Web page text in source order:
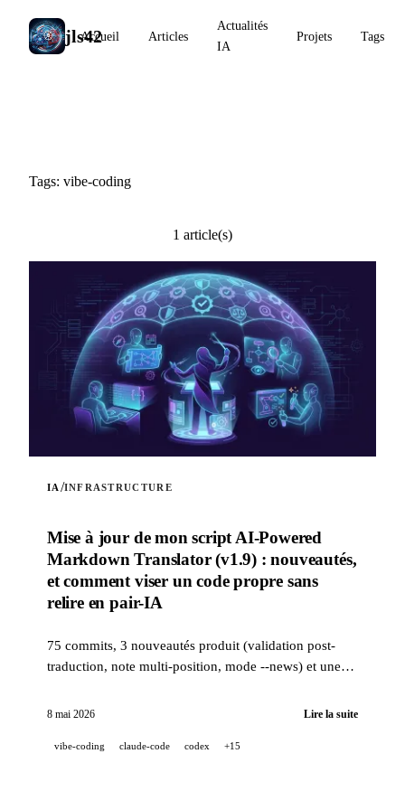
jls42
Accueil Articles
Actualités
IA
Projets Tags
Tags: vibe-coding
1 article(s)
IA /INFRASTRUCTURE
Mise à jour de mon script AI-Powered
Markdown Translator (v1.9) : nouveautés,
et comment viser un code propre sans
relire en pair-IA
75 commits, 3 nouveautés produit (validation post-
traduction, note multi-position, mode --news) et une
PR assistée IA) pour viser un code propre quand un
8 mai 2026 Lire la suite
vibe-coding claude-code codex +15